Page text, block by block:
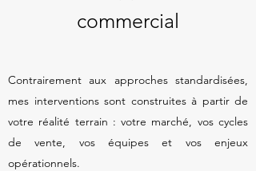
commercial
​Contrairement aux approches standardisées,
mes interventions sont construites à partir de
votre réalité terrain : votre marché, vos cycles
de vente, vos équipes et vos enjeux
opérationnels.